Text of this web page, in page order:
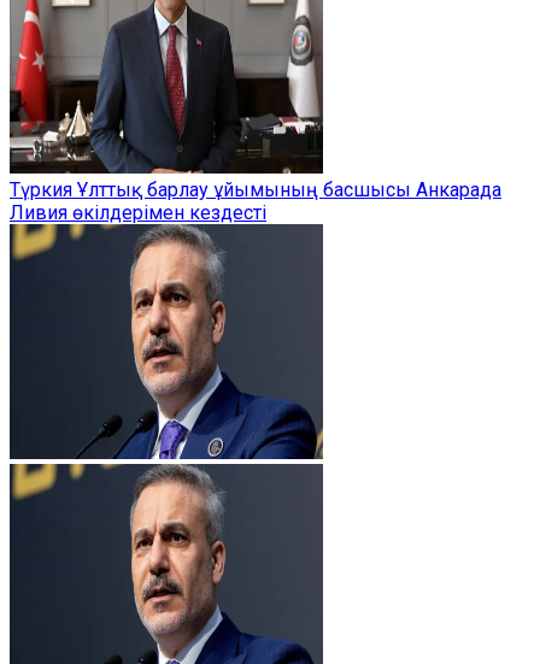
Түркия Ұлттық барлау ұйымының басшысы Анкарада
Ливия өкілдерімен кездесті